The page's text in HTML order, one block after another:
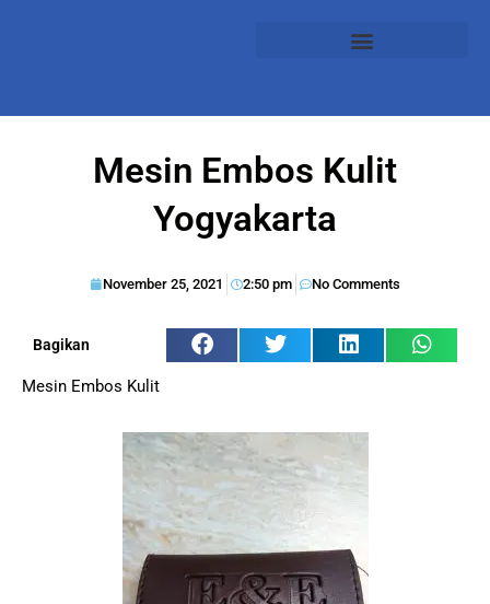
Mesin Embos Kulit
Yogyakarta
November 25, 2021 2:50 pm No Comments
Bagikan
Mesin Embos Kulit